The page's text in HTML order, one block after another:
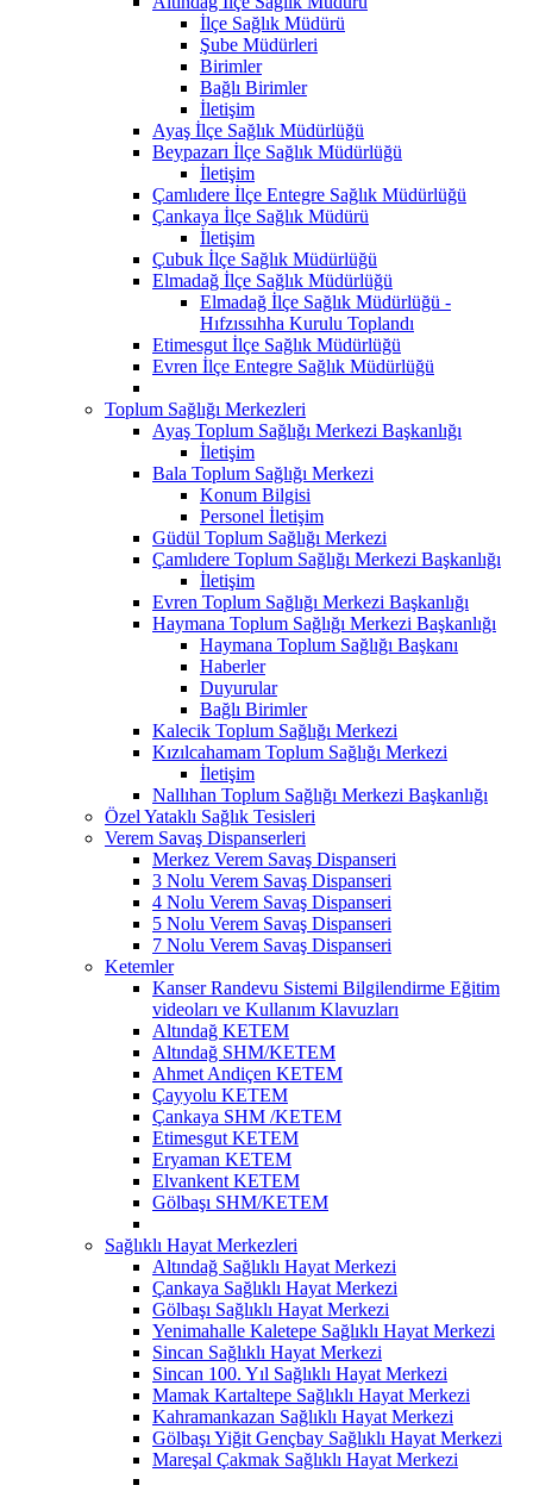
İlçe Sağlık Müdürü
Şube Müdürleri
Birimler
Bağlı Birimler
İletişim
Ayaş İlçe Sağlık Müdürlüğü
Beypazarı İlçe Sağlık Müdürlüğü
İletişim
Çamlıdere İlçe Entegre Sağlık Müdürlüğü
Çankaya İlçe Sağlık Müdürü
İletişim
Çubuk İlçe Sağlık Müdürlüğü
Elmadağ İlçe Sağlık Müdürlüğü
Elmadağ İlçe Sağlık Müdürlüğü -
Hıfzıssıhha Kurulu Toplandı
Etimesgut İlçe Sağlık Müdürlüğü
Evren İlçe Entegre Sağlık Müdürlüğü
Toplum Sağlığı Merkezleri
Ayaş Toplum Sağlığı Merkezi Başkanlığı
İletişim
Bala Toplum Sağlığı Merkezi
Konum Bilgisi
Personel İletişim
Güdül Toplum Sağlığı Merkezi
Çamlıdere Toplum Sağlığı Merkezi Başkanlığı
İletişim
Evren Toplum Sağlığı Merkezi Başkanlığı
Haymana Toplum Sağlığı Merkezi Başkanlığı
Haymana Toplum Sağlığı Başkanı
Haberler
Duyurular
Bağlı Birimler
Kalecik Toplum Sağlığı Merkezi
Kızılcahamam Toplum Sağlığı Merkezi
İletişim
Nallıhan Toplum Sağlığı Merkezi Başkanlığı
Özel Yataklı Sağlık Tesisleri
Verem Savaş Dispanserleri
Merkez Verem Savaş Dispanseri
3 Nolu Verem Savaş Dispanseri
4 Nolu Verem Savaş Dispanseri
5 Nolu Verem Savaş Dispanseri
7 Nolu Verem Savaş Dispanseri
Ketemler
Kanser Randevu Sistemi Bilgilendirme Eğitim
videoları ve Kullanım Klavuzları
Altındağ KETEM
Altındağ SHM/KETEM
Ahmet Andiçen KETEM
Çayyolu KETEM
Çankaya SHM /KETEM
Etimesgut KETEM
Eryaman KETEM
Elvankent KETEM
Gölbaşı SHM/KETEM
Sağlıklı Hayat Merkezleri
Altındağ Sağlıklı Hayat Merkezi
Çankaya Sağlıklı Hayat Merkezi
Gölbaşı Sağlıklı Hayat Merkezi
Yenimahalle Kaletepe Sağlıklı Hayat Merkezi
Sincan Sağlıklı Hayat Merkezi
Sincan 100. Yıl Sağlıklı Hayat Merkezi
Mamak Kartaltepe Sağlıklı Hayat Merkezi
Kahramankazan Sağlıklı Hayat Merkezi
Gölbaşı Yiğit Gençbay Sağlıklı Hayat Merkezi
Mareşal Çakmak Sağlıklı Hayat Merkezi